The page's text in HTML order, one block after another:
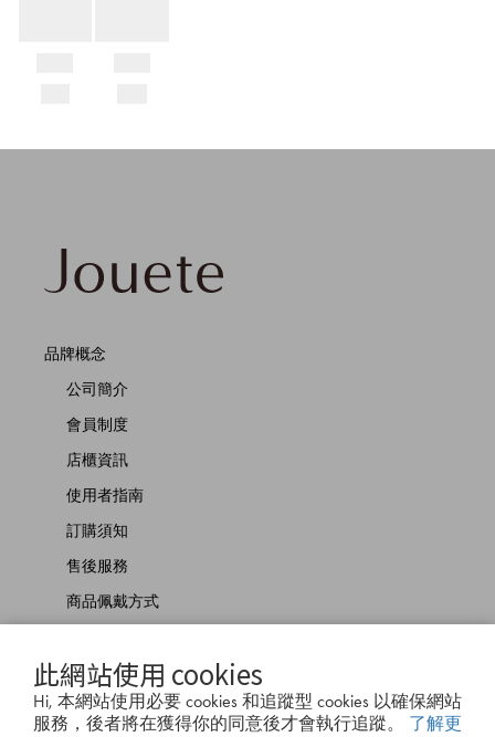
此網站使用 cookies
Hi, 本網站使用必要 cookies 和追蹤型 cookies 以確保網站
服務，後者將在獲得你的同意後才會執行追蹤。 了解更
品牌概念
公司簡介
會員制度
店櫃資訊
使用者指南
訂購須知
售後服務
商品佩戴方式